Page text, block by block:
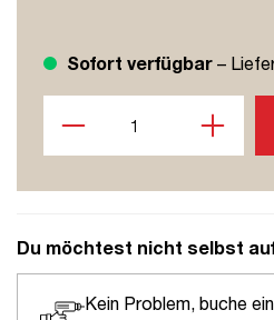
Sofort verfügbar–
Du möchtest nicht selbst
Kein Problem, buche